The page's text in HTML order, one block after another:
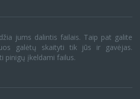
jums dalintis failais. Taip pat galite
galėtų skaityti tik jūs ir gavėjas.
pinigų įkeldami failus.